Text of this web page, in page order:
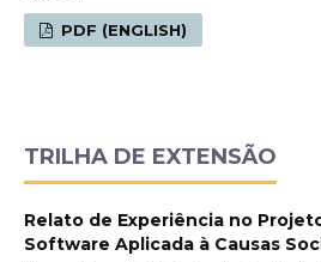
PDF (ENGLISH)
TRILHA DE EXTENSÃO
Relato de Experiência no
Software Aplicada à Causas